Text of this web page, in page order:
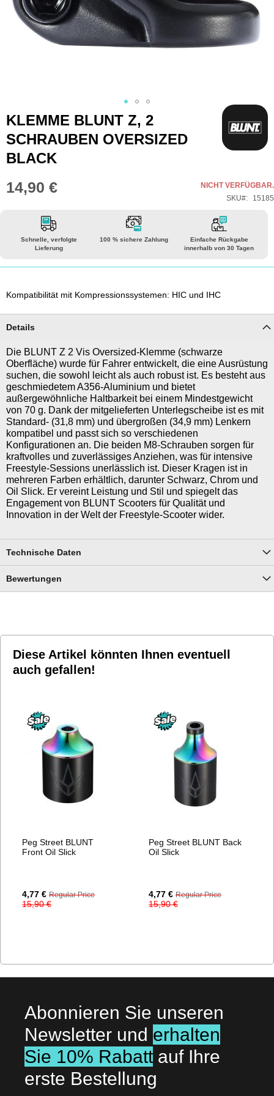
Zum
Anfang
der
Bildgalerie
KLEMME BLUNT Z, 2
SCHRAUBEN OVERSIZED
BLACK
14,90 €
NICHT VERFÜGBAR.
SKU
15185
Schnelle, verfolgte
Lieferung
100 % sichere Zahlung
Einfache Rückgabe
innerhalb von 30 Tagen
Kompatibilität mit Kompressionssystemen: HIC und IHC
Details
Die BLUNT Z 2 Vis Oversized-Klemme (schwarze
Oberfläche) wurde für Fahrer entwickelt, die eine Ausrüstung
suchen, die sowohl leicht als auch robust ist. Es besteht aus
geschmiedetem A356-Aluminium und bietet
außergewöhnliche Haltbarkeit bei einem Mindestgewicht
von 70 g. Dank der mitgelieferten Unterlegscheibe ist es mit
Standard- (31,8 mm) und übergroßen (34,9 mm) Lenkern
kompatibel und passt sich so verschiedenen
Konfigurationen an. Die beiden M8-Schrauben sorgen für
kraftvolles und zuverlässiges Anziehen, was für intensive
Freestyle-Sessions unerlässlich ist. Dieser Kragen ist in
mehreren Farben erhältlich, darunter Schwarz, Chrom und
Oil Slick. Er vereint Leistung und Stil und spiegelt das
Engagement von BLUNT Scooters für Qualität und
Innovation in der Welt der Freestyle-Scooter wider.
Technische Daten
Bewertungen
Diese Artikel könnten Ihnen eventuell
auch gefallen!
Peg Street BLUNT
Front Oil Slick
Special
Price
4,77 € Regular Price
15,90 €
Peg Street BLUNT Back
Oil Slick
Special
Price
4,77 € Regular Price
15,90 €
Abonnieren Sie unseren
Newsletter und erhalten
Sie 10% Rabatt auf Ihre
erste Bestellung